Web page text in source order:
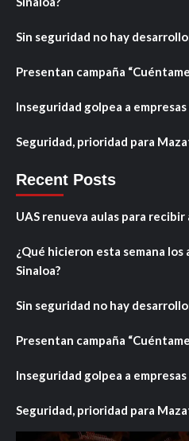
Sin seguridad no hay
Presentan campaña
Inseguridad golpea a
Seguridad, prioridad para
Recent Posts
UAS renueva aulas para recibir
¿Qué hicieron esta semana
Sinaloa?
Sin seguridad no hay
Presentan campaña
Inseguridad golpea a
Seguridad, prioridad para